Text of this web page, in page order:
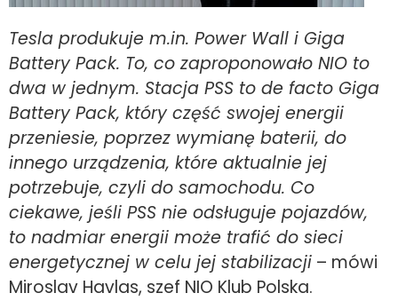
Tesla produkuje m.in. Power Wall i Giga
Battery Pack. To, co zaproponowało NIO to
dwa w jednym. Stacja PSS to de facto Giga
Battery Pack, który część swojej energii
przeniesie, poprzez wymianę baterii, do
innego urządzenia, które aktualnie jej
potrzebuje, czyli do samochodu. Co
ciekawe, jeśli PSS nie odsługuje pojazdów,
to nadmiar energii może trafić do sieci
energetycznej w celu jej stabilizacji – mówi
Miroslav Havlas, szef NIO Klub Polska.